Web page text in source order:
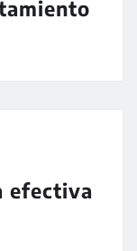
efectiva